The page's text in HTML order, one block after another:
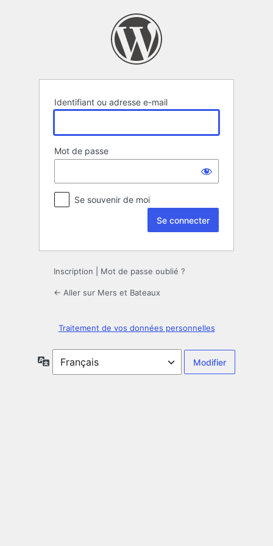
Identifiant ou adresse e-mail
Mot de passe
Se souvenir de moi
Inscription Mot de passe oublié ?
← Aller sur Mers et Bateaux
Traitement de vos données personnelles
Langue